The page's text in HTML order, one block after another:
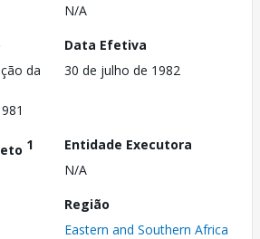
N/A
da
Data Efetiva
30 de julho de 1982
1
Entidade Executora
N/A
Região
Eastern and Southern Africa